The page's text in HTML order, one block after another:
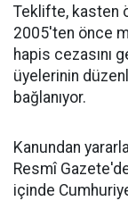
Teklifte, kasten
2005'ten önce
hapis cezasını
üyelerinin
bağlanıyor.
Kanundan
Resmî Gazete'de
içinde